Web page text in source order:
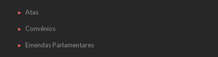
Atas
Convênios
Emendas Parlamentares